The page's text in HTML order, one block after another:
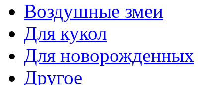
Воздушные змеи
Для кукол
Для новорожденных
Другое